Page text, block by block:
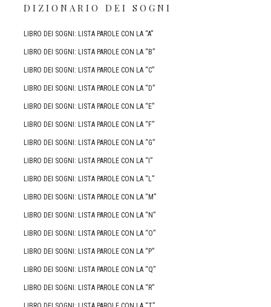
DIZIONARIO DEI SOGNI
LIBRO DEI SOGNI: LISTA PAROLE CON LA “A”
LIBRO DEI SOGNI: LISTA PAROLE CON LA “B”
LIBRO DEI SOGNI: LISTA PAROLE CON LA “C”
LIBRO DEI SOGNI: LISTA PAROLE CON LA “D”
LIBRO DEI SOGNI: LISTA PAROLE CON LA “E”
LIBRO DEI SOGNI: LISTA PAROLE CON LA “F”
LIBRO DEI SOGNI: LISTA PAROLE CON LA “G”
LIBRO DEI SOGNI: LISTA PAROLE CON LA “I”
LIBRO DEI SOGNI: LISTA PAROLE CON LA “L”
LIBRO DEI SOGNI: LISTA PAROLE CON LA “M”
LIBRO DEI SOGNI: LISTA PAROLE CON LA “N”
LIBRO DEI SOGNI: LISTA PAROLE CON LA “O”
LIBRO DEI SOGNI: LISTA PAROLE CON LA “P”
LIBRO DEI SOGNI: LISTA PAROLE CON LA “Q”
LIBRO DEI SOGNI: LISTA PAROLE CON LA “R”